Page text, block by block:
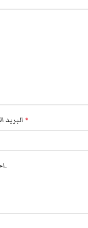
*
احفظ اسمي، بريدي الإلكتروني، والموقع الإلكتروني في هذا المتصفح لاستخدامها المرة المقبلة في تعليقي.